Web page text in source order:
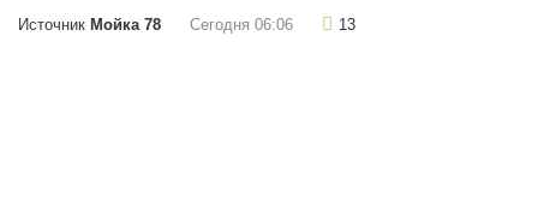
Источник Мойка 78 Сегодня 06:06 13